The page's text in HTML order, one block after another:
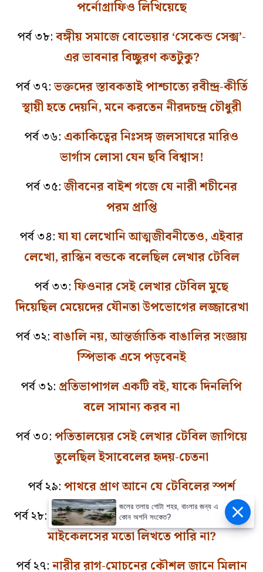
পর্নোগ্রাফিও লিখিয়েছে
পর্ব ৩৮:বঙ্গীয় সমাজে বোভেয়ার ‘সেকেন্ড সেক্স’-
এর ভাবনার বিচ্ছুরণ কতটুকু?
পর্ব ৩৭:ভক্তদের স্তাবকতাই পাশ্চাত্যে রবীন্দ্র-কীর্তি
স্থায়ী হতে দেয়নি, মনে করতেন নীরদচন্দ্র চৌধুরী
পর্ব ৩৬: একাকিত্বের নিঃসঙ্গ জলসাঘরে মারিও
ভার্গাস লোসা যেন ছবি বিশ্বাস!
পর্ব ৩৫:জীবনের বাইশ গজে যে নারী শচীনের
পরম প্রাপ্তি
পর্ব ৩৪:যা যা লেখোনি আত্মজীবনীতেও, এইবার
লেখো, রাস্কিন বন্ডকে বলেছিল লেখার টেবিল
পর্ব ৩৩:ফিওনার সেই লেখার টেবিল মুছে
দিয়েছিল মেয়েদের যৌনতা উপভোগের লজ্জারেখা
পর্ব ৩২:বাঙালি নয়, আন্তর্জাতিক বাঙালির সংজ্ঞায়
স্পিভাক এসে পড়বেনই
পর্ব ৩১: প্রতিভাপাগল একটি বই, যাকে দিনলিপি
বলে সামান্য করব না
পর্ব ৩০:পতিতালয়ের সেই লেখার টেবিল জাগিয়ে
তুলেছিল ইসাবেলের হৃদয়-চেতনা
পর্ব ২৯:পাথরে প্রাণ আনে যে টেবিলের স্পর্শ
পর্ব ২৮: নিজের টেবিলকে কটাক্ষ করি, কেন অ্যানে
মাইকেলসের মতো লিখতে পারি না?
পর্ব ২৭:নারীর রাগ-মোচনের কৌশল জানে মিলান
জলের তলায় গোটা শহর, বাংলার জন্য এ
কোন অশনি সংকেত?